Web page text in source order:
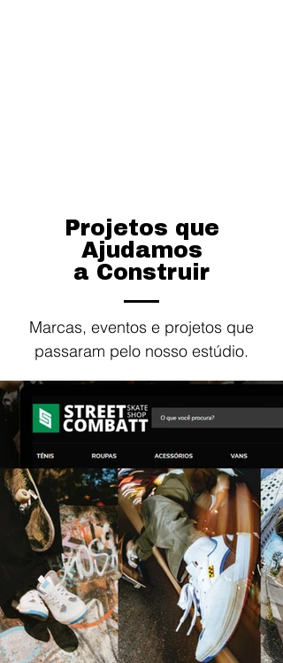
Projetos que
Ajudamos
a Construir
Marcas, eventos e projetos que
passaram pelo nosso estúdio.